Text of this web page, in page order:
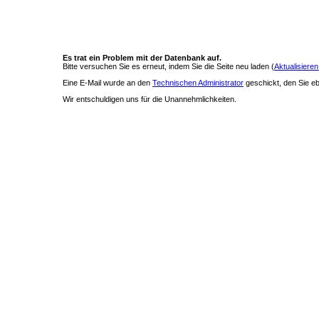
Es trat ein Problem mit der Datenbank auf.
Bitte versuchen Sie es erneut, indem Sie die Seite neu laden (
Eine E-Mail wurde an den Technischen Administrator geschickt, den Sie
Wir entschuldigen uns für die Unannehmlichkeiten.